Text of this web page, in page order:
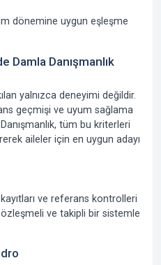
dönemine uygun eşleşme
Damla Danışmanlık
yalnızca deneyimi değildir.
geçmişi ve uyum sağlama
tüm bu kriterleri
aileler için en uygun adayı
ve referans kontrolleri
sözleşmeli ve takipli bir sistemle